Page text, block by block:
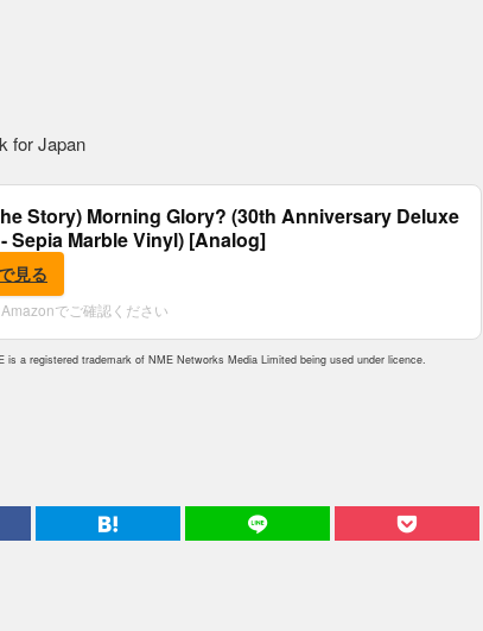
for Japan
Story) Morning Glory? (30th Anniversary Deluxe
Sepia Marble Vinyl) [Analog]
見る
でご確認ください
a registered trademark of NME Networks Media Limited being used under licence.